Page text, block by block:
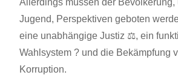
Jugend, Perspektiven geboten
eine unabhängige Justiz ⚖️, ein
Wahlsystem ? und die Bekämpfung
Korruption.